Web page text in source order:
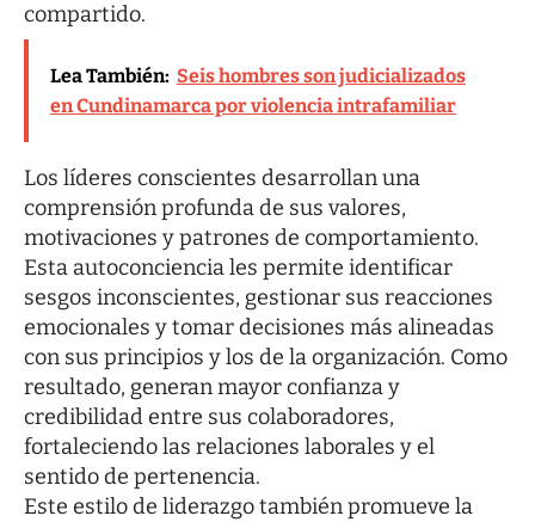
compartido.
Lea También: Seis hombres son judicializados
en Cundinamarca por violencia intrafamiliar
Los líderes conscientes desarrollan una
comprensión profunda de sus valores,
motivaciones y patrones de comportamiento.
Esta autoconciencia les permite identificar
sesgos inconscientes, gestionar sus reacciones
emocionales y tomar decisiones más alineadas
con sus principios y los de la organización. Como
resultado, generan mayor confianza y
credibilidad entre sus colaboradores,
fortaleciendo las relaciones laborales y el
sentido de pertenencia.
Este estilo de liderazgo también promueve la